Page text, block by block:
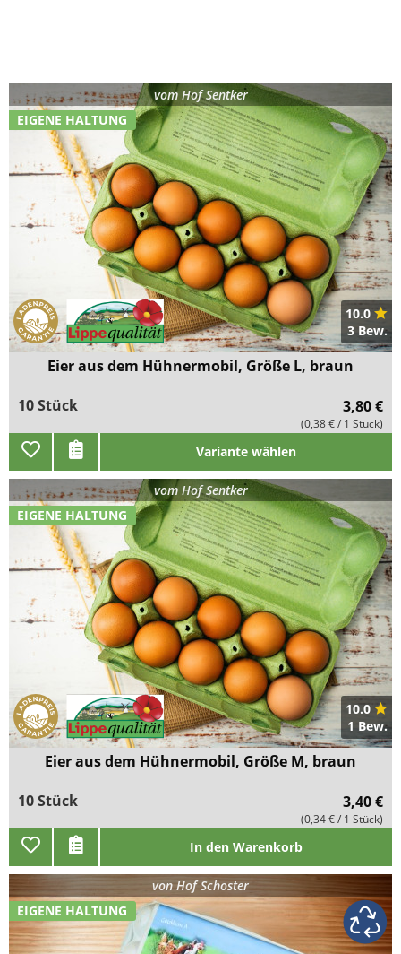
EIGENE HALTUNG
vom Hof Sentker
10.0
3 Bew.
Eier aus dem Hühnermobil, Größe L, braun
10 Stück
3,80 €
(0,38 € / 1 Stück)
Variante wählen
EIGENE HALTUNG
vom Hof Sentker
10.0
1 Bew.
Eier aus dem Hühnermobil, Größe M, braun
10 Stück
3,40 €
(0,34 € / 1 Stück)
In den Warenkorb
EIGENE HALTUNG
vonHof Schoster